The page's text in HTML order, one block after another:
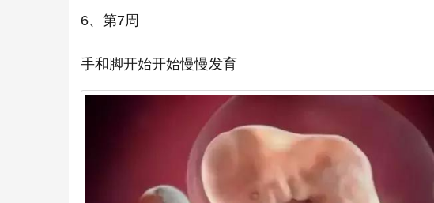
6、第7周
手和脚开始开始慢慢发育